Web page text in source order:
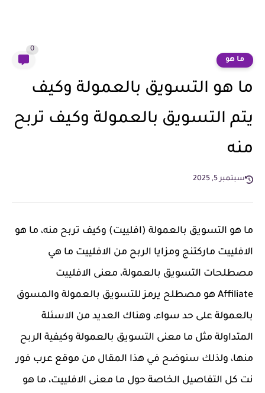
ما هو
0
ما هو التسويق بالعمولة وكيف
يتم التسويق بالعمولة وكيف تربح
منه
سبتمبر 5, 2025
ما هو التسويق بالعمولة (افلييت) وكيف تربح منه، ما هو
الافلييت ماركتنج ومزايا الربح من الافلييت ما هي
مصطلحات التسويق بالعمولة، معنى الافلييت
Affiliate هو مصطلح يرمز للتسويق بالعمولة والمسوق
بالعمولة على حد سواء، وهناك العديد من الاسئلة
المتداولة مثل ما معنى التسويق بالعمولة وكيفية الربح
منها، ولذلك سنوضح في هذا المقال من موقع عرب فور
نت كل التفاصيل الخاصة حول ما معنى الافلييت، ما هو